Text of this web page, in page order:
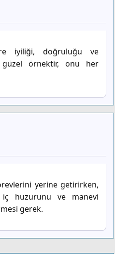
iyiliği, doğruluğu ve
örnektir, onu her
yerine getirirken,
iç huzurunu ve manevi
gerek.